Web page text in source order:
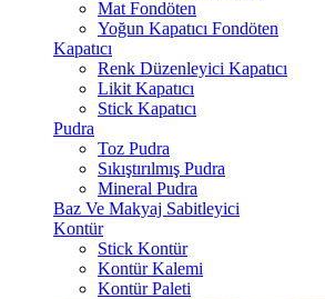
Mat Fondöten
Yoğun Kapatıcı Fondöten
Kapatıcı
Renk Düzenleyici Kapatıcı
Likit Kapatıcı
Stick Kapatıcı
Pudra
Toz Pudra
Sıkıştırılmış Pudra
Mineral Pudra
Baz Ve Makyaj Sabitleyici
Kontür
Stick Kontür
Kontür Kalemi
Kontür Paleti